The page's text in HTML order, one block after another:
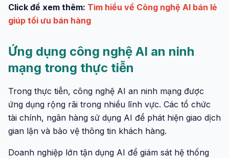
Click để xem thêm: Tìm hiểu về Công nghệ AI bán lẻ
giúp tối ưu bán hàng
Ứng dụng công nghệ AI an ninh
mạng trong thực tiễn
Trong thực tiễn, công nghệ AI an ninh mạng được
ứng dụng rộng rãi trong nhiều lĩnh vực. Các tổ chức
tài chính, ngân hàng sử dụng AI để phát hiện giao dịch
gian lận và bảo vệ thông tin khách hàng.
Doanh nghiệp lớn tận dụng AI để giám sát hệ thống